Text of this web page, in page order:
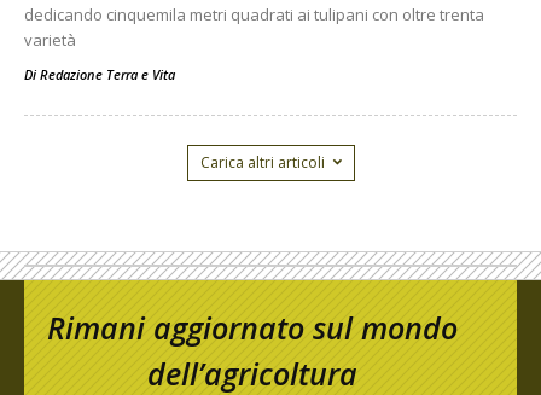
dedicando cinquemila metri quadrati ai tulipani con oltre trenta
varietà
Di Redazione Terra e Vita
Carica altri articoli
Rimani aggiornato sul mondo
dell’agricoltura